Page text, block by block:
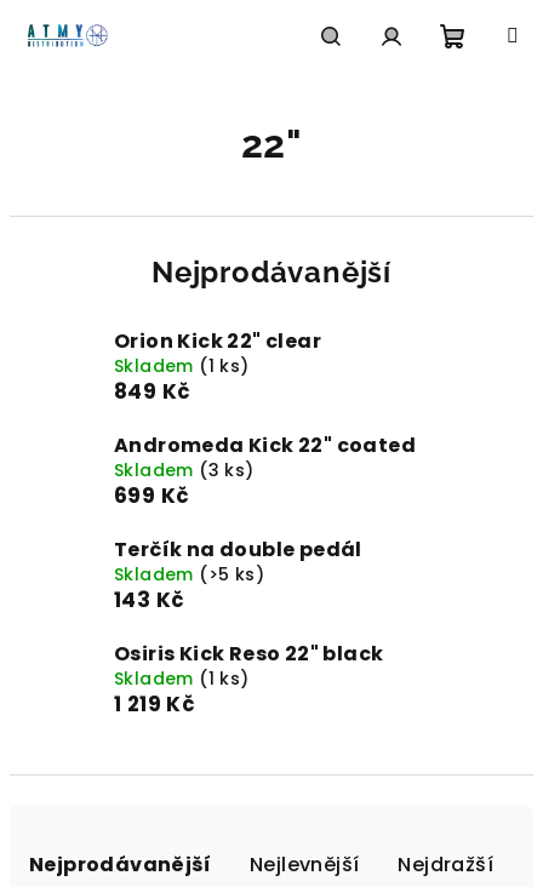
22"
Nejprodávanější
Orion Kick 22" clear
Skladem (1 ks)
849 Kč
Andromeda Kick 22" coated
Skladem (3 ks)
699 Kč
Terčík na double pedál
Skladem (>5 ks)
143 Kč
Osiris Kick Reso 22" black
Skladem (1 ks)
1 219 Kč
Nejprodávanější Nejlevnější Nejdražší